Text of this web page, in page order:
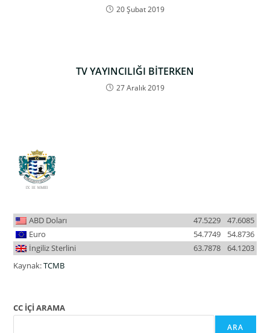
20 Şubat 2019
TV YAYINCILIĞI BİTERKEN
27 Aralık 2019
ABD Doları 47.6085
47.5229
Euro
54.8736
54.7749
İngiliz Sterlini
64.1203
63.7878
Kaynak:TCMB
CC İÇİ ARAMA
ARA